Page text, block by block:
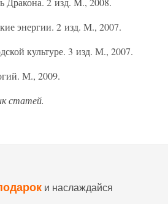
энергии. 2 изд. М., 2007.
культуре. 3 изд. М., 2007.
М., 2009.
статей.
и наслаждайся